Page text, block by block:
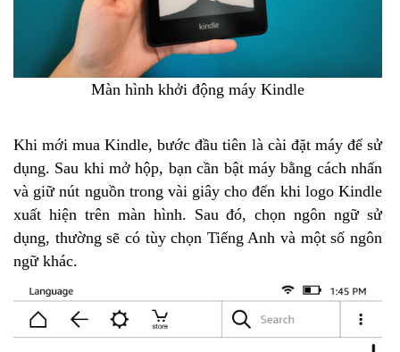
Màn hình khởi động máy Kindle
Khi mới mua Kindle, bước đầu tiên là cài đặt máy để sử
dụng. Sau khi mở hộp, bạn cần bật máy bằng cách nhấn
và giữ nút nguồn trong vài giây cho đến khi logo Kindle
xuất hiện trên màn hình. Sau đó, chọn ngôn ngữ sử
dụng, thường sẽ có tùy chọn Tiếng Anh và một số ngôn
ngữ khác.